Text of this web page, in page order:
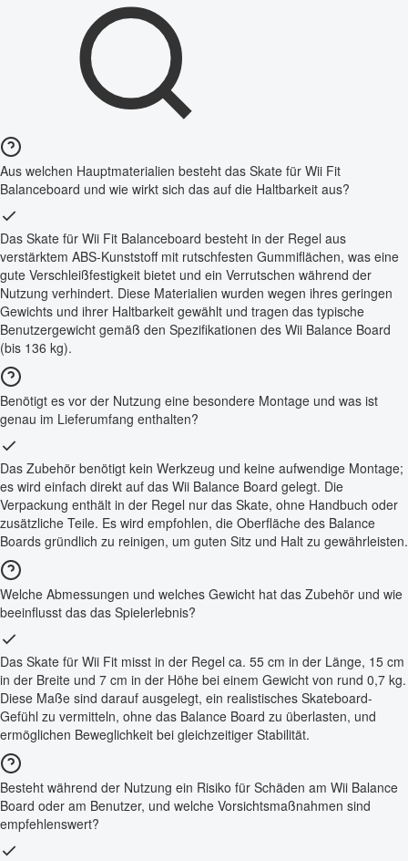
Aus welchen Hauptmaterialien besteht das Skate für Wii Fit
Balanceboard und wie wirkt sich das auf die Haltbarkeit aus?
Das Skate für Wii Fit Balanceboard besteht in der Regel aus
verstärktem ABS-Kunststoff mit rutschfesten Gummiflächen, was eine
gute Verschleißfestigkeit bietet und ein Verrutschen während der
Nutzung verhindert. Diese Materialien wurden wegen ihres geringen
Gewichts und ihrer Haltbarkeit gewählt und tragen das typische
Benutzergewicht gemäß den Spezifikationen des Wii Balance Board
(bis 136 kg).
Benötigt es vor der Nutzung eine besondere Montage und was ist
genau im Lieferumfang enthalten?
Das Zubehör benötigt kein Werkzeug und keine aufwendige Montage;
es wird einfach direkt auf das Wii Balance Board gelegt. Die
Verpackung enthält in der Regel nur das Skate, ohne Handbuch oder
zusätzliche Teile. Es wird empfohlen, die Oberfläche des Balance
Boards gründlich zu reinigen, um guten Sitz und Halt zu gewährleisten.
Welche Abmessungen und welches Gewicht hat das Zubehör und wie
beeinflusst das das Spielerlebnis?
Das Skate für Wii Fit misst in der Regel ca. 55 cm in der Länge, 15 cm
in der Breite und 7 cm in der Höhe bei einem Gewicht von rund 0,7 kg.
Diese Maße sind darauf ausgelegt, ein realistisches Skateboard-
Gefühl zu vermitteln, ohne das Balance Board zu überlasten, und
ermöglichen Beweglichkeit bei gleichzeitiger Stabilität.
Besteht während der Nutzung ein Risiko für Schäden am Wii Balance
Board oder am Benutzer, und welche Vorsichtsmaßnahmen sind
empfehlenswert?